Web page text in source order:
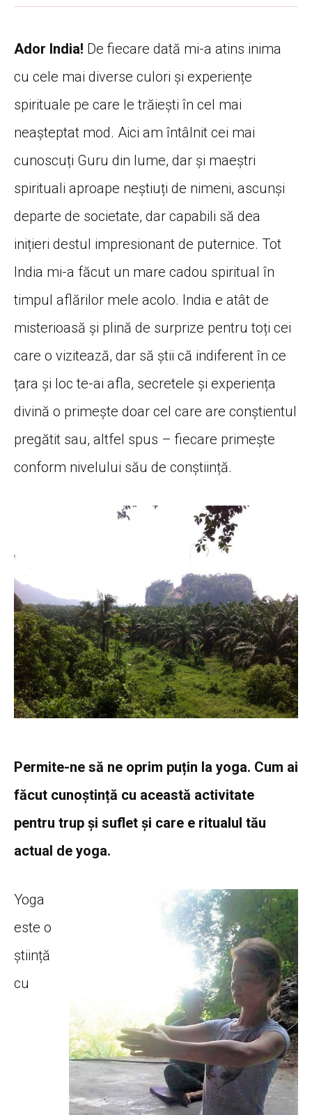
Ador India! De fiecare dată mi-a atins inima
cu cele mai diverse culori și experiențe
spirituale pe care le trăiești în cel mai
neașteptat mod. Aici am întâlnit cei mai
cunoscuți Guru din lume, dar și maeștri
spirituali aproape neștiuți de nimeni, ascunși
departe de societate, dar capabili să dea
inițieri destul impresionant de puternice. Tot
India mi-a făcut un mare cadou spiritual în
timpul aflărilor mele acolo. India e atât de
misterioasă și plină de surprize pentru toți cei
care o vizitează, dar să știi că indiferent în ce
țara și loc te-ai afla, secretele și experiența
divină o primește doar cel care are conștientul
pregătit sau, altfel spus – fiecare primește
conform nivelului său de conștiință.
Permite-ne să ne oprim puțin la yoga. Cum ai
făcut cunoștință cu această activitate
pentru trup și suflet și care e ritualul tău
actual de yoga.
Yoga
este o
știință
cu